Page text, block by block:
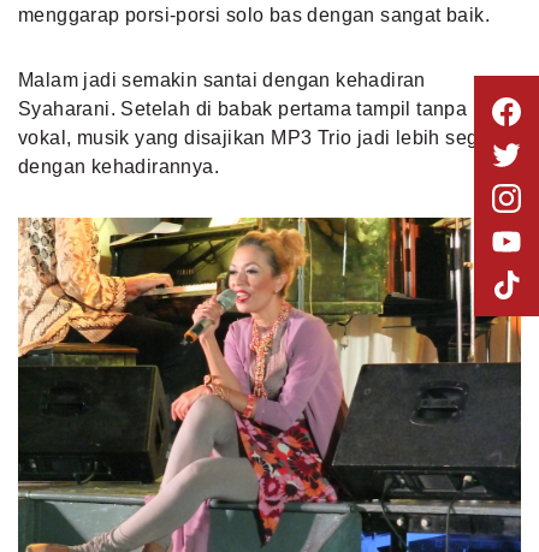
menggarap porsi-porsi solo bas dengan sangat baik.
Malam jadi semakin santai dengan kehadiran
Syaharani. Setelah di babak pertama tampil tanpa
vokal, musik yang disajikan MP3 Trio jadi lebih segar
dengan kehadirannya.